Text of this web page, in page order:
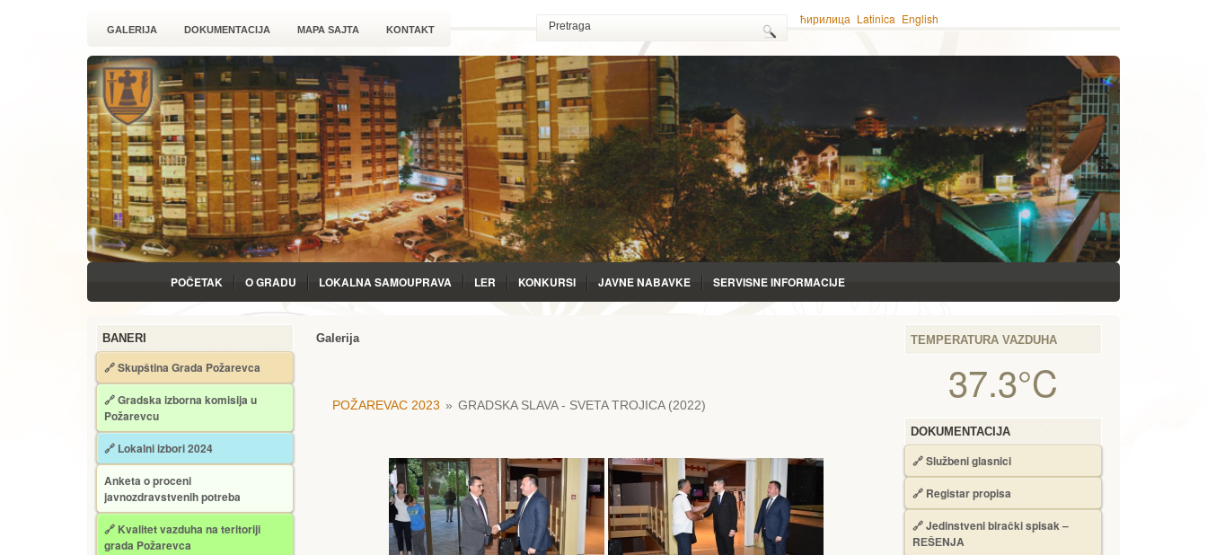
GALERIJA DOKUMENTACIJA MAPA SAJTA KONTAKT
ћирилица Latinica English
POČETAK O GRADU LOKALNA SAMOUPRAVA LЕR KONKURSI JAVNE NABAVKE SERVISNE INFORMACIJE
BANERI
🔗 Skupština Grada Požarevca
🔗Gradska izborna komisija u
Požarevcu
🔗 Lokalni izbori 2024
Anketa o proceni
javnozdravstvenih potreba
🔗 Kvalitet vazduha na teritoriji
grada Požarevca
Galerija
POŽAREVAC 2023 » GRADSKA SLAVA - SVETA TROJICA (2022)
TEMPERATURA VAZDUHA
37.3°C
DOKUMENTACIJA
🔗Službeni glasnici
🔗 Registar propisa
🔗Jedinstveni birački spisak –
RЕŠЕNJA